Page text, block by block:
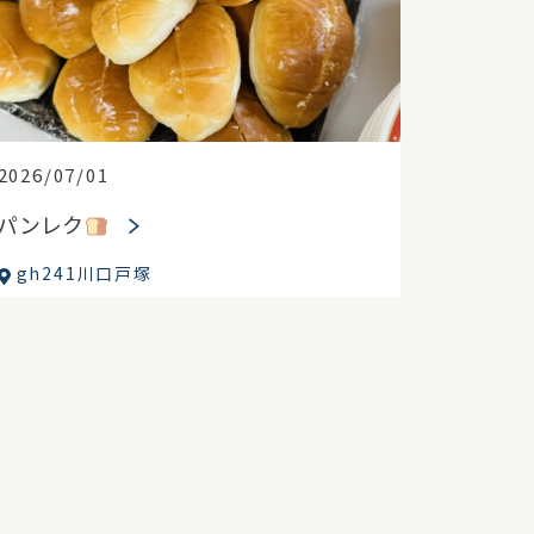
07/01
ンレク
gh241川口戸塚